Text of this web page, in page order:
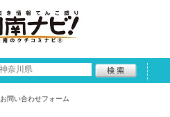
お問い合わせフォーム